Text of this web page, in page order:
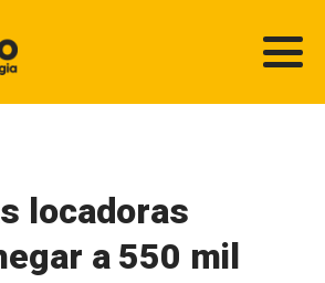
locadoras
a 550 mil